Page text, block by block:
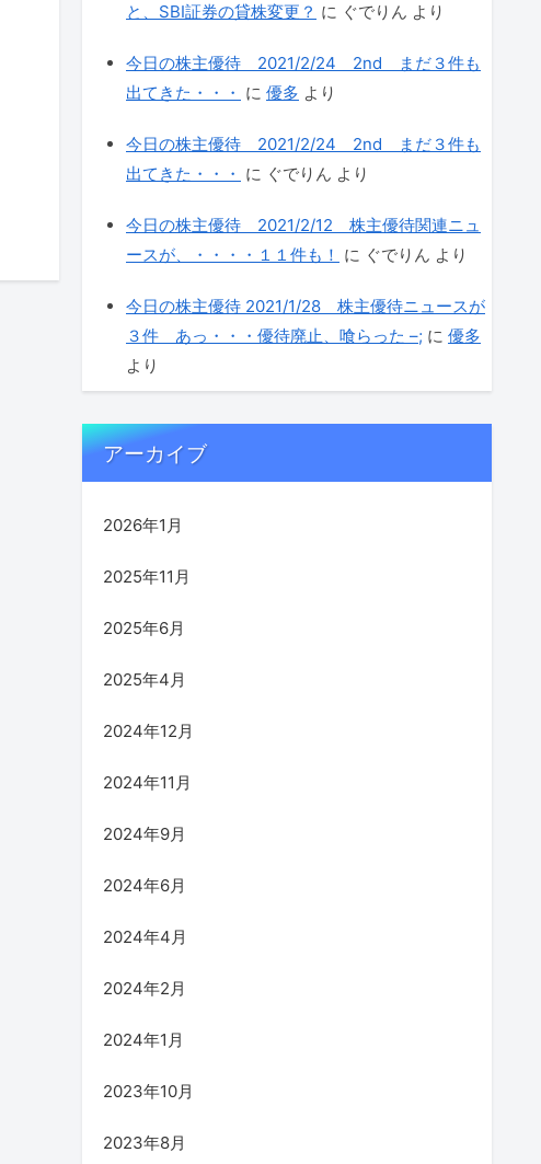
と、SBI証券の貸株変更？ に ぐでりん より
今日の株主優待 2021/2/24 2nd まだ３件も
出てきた・・・ に 優多 より
今日の株主優待 2021/2/24 2nd まだ３件も
出てきた・・・ に ぐでりん より
今日の株主優待 2021/2/12 株主優待関連ニュ
ースが、・・・・１１件も！ に ぐでりん より
今日の株主優待 2021/1/28 株主優待ニュースが
３件 あっ・・・優待廃止、喰らった –; に 優多
より
アーカイブ
2026年1月
2025年11月
2025年6月
2025年4月
2024年12月
2024年11月
2024年9月
2024年6月
2024年4月
2024年2月
2024年1月
2023年10月
2023年8月